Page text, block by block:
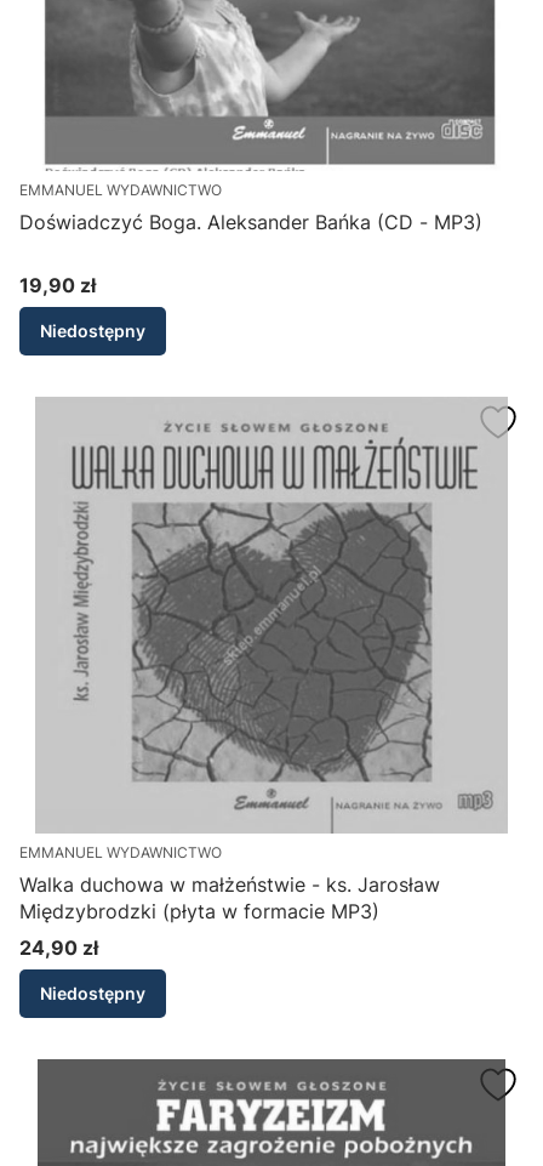
EMMANUEL WYDAWNICTWO
Doświadczyć Boga. Aleksander Bańka (CD - MP3)
Cena
19,90 zł
Niedostępny
EMMANUEL WYDAWNICTWO
Walka duchowa w małżeństwie - ks. Jarosław
Międzybrodzki (płyta w formacie MP3)
Cena
24,90 zł
Niedostępny